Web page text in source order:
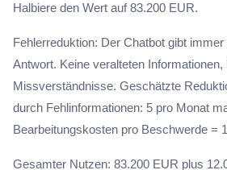
Halbiere den Wert auf 83.200 EUR.
Fehlerreduktion: Der Chatbot gibt
Antwort. Keine veralteten Informationen,
Missverständnisse. Geschätzte
durch Fehlinformationen: 5 pro Monat
Bearbeitungskosten pro Beschwerde =
Gesamter Nutzen: 83.200 EUR plus